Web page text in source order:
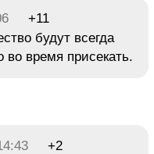
+11
будут всегда
во время присекать.
+2